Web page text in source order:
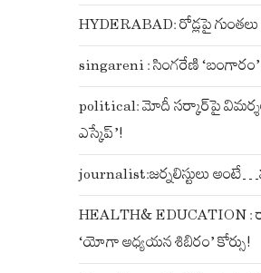
HYDERABAD: రోడ్లపై
singareni : సింగరేణి
political: మోదీ సర్కార్‌పై
ఎస్కేప్’!
journalist:జర్నలిస్టులు
HEALTH& EDUCATION
‘యోగా అధ్యయన శిబిరం’ కోర్సు!